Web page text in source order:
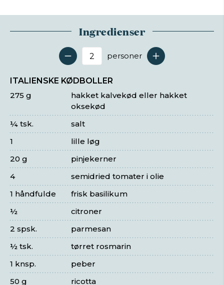
Ingredienser
Antal serveringer
personer
ITALIENSKE KØDBOLLER
hakket kalvekød eller hakket
oksekød
275 g
salt
¼ tsk.
lille løg
1
pinjekerner
20 g
semidried tomater i olie
4
frisk basilikum
1 håndfulde
citroner
½
parmesan
2 spsk.
tørret rosmarin
½ tsk.
peber
1 knsp.
ricotta
50 g